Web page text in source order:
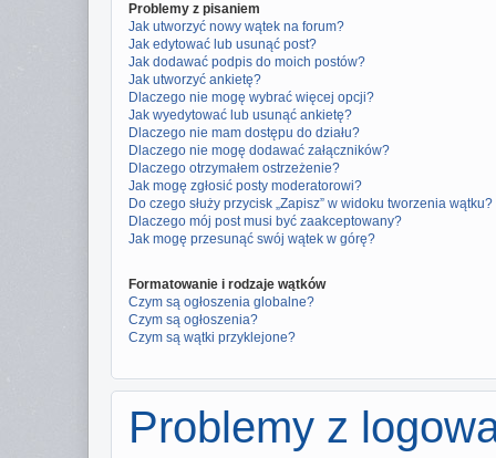
Problemy z pisaniem
Jak utworzyć nowy wątek na forum?
Jak edytować lub usunąć post?
Jak dodawać podpis do moich postów?
Jak utworzyć ankietę?
Dlaczego nie mogę wybrać więcej opcji?
Jak wyedytować lub usunąć ankietę?
Dlaczego nie mam dostępu do działu?
Dlaczego nie mogę dodawać załączników?
Dlaczego otrzymałem ostrzeżenie?
Jak mogę zgłosić posty moderatorowi?
Do czego służy przycisk „Zapisz” w widoku tworzenia wątku?
Dlaczego mój post musi być zaakceptowany?
Jak mogę przesunąć swój wątek w górę?
Formatowanie i rodzaje wątków
Czym są ogłoszenia globalne?
Czym są ogłoszenia?
Czym są wątki przyklejone?
Problemy z